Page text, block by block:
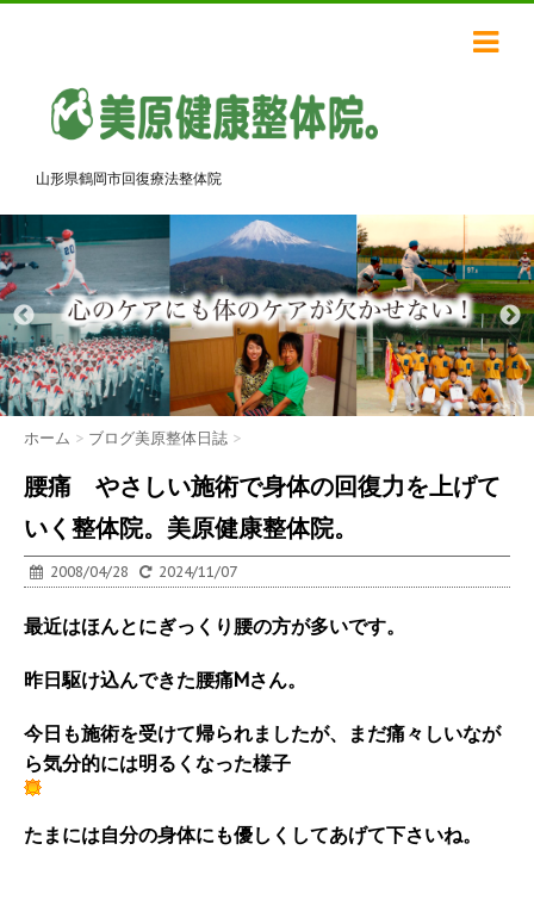
山形県鶴岡市回復療法整体院
ホーム > ブログ美原整体日誌 >
腰痛 やさしい施術で身体の回復力を上げて
いく整体院。美原健康整体院。
2008/04/28 2024/11/07
最近はほんとにぎっくり腰の方が多いです。
昨日駆け込んできた腰痛Mさん。
今日も施術を受けて帰られましたが、まだ痛々しいなが
ら気分的には明るくなった様子
たまには自分の身体にも優しくしてあげて下さいね。